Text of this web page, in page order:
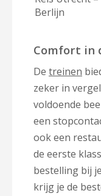
Berlijn
Comfort in
De treinen
zeker in
voldoende
een
ook een
de eerste
bestelling bij
krijg je de